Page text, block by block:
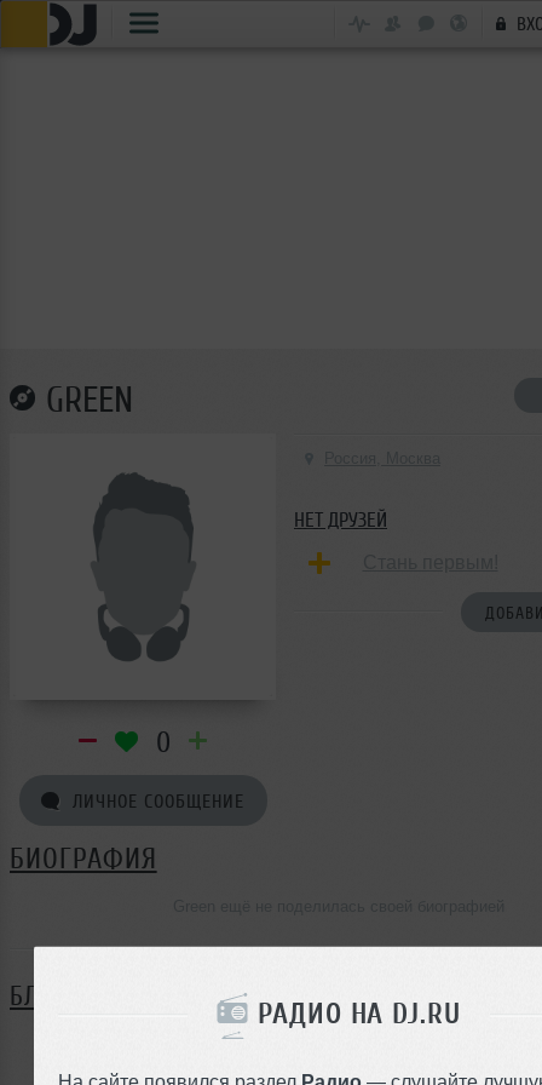
РАДИО НА DJ.RU
На сайте появился раздел Радио — слушайте
GREEN
0
ЛИЧНОЕ СООБЩЕНИЕ
НЕТ ДРУЗЕЙ
БИОГРАФИЯ
БЛОГ